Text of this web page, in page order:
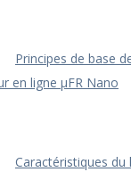
Principes de base
en ligne μFR Nano
Caractéristiques du